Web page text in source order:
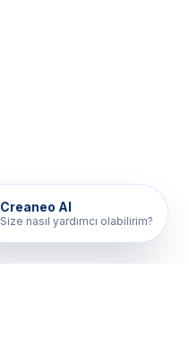
Creaneo AI
Size nasıl yardımcı olabilirim?